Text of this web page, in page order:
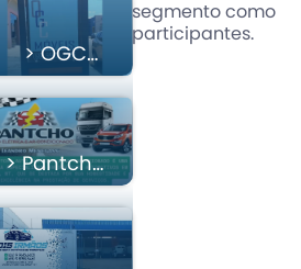
> OGC
Móveis
> Pantcho
Auto
Elétrica E
Ar
Condicionado
segmento como
participantes.